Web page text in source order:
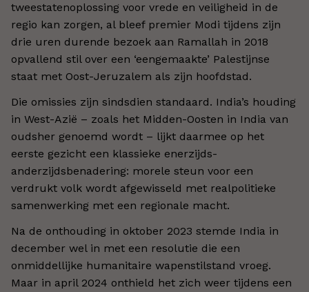
tweestatenoplossing voor vrede en veiligheid in de
regio kan zorgen, al bleef premier Modi tijdens zijn
drie uren durende bezoek aan Ramallah in 2018
opvallend stil over een ‘eengemaakte’ Palestijnse
staat met Oost-Jeruzalem als zijn hoofdstad.
Die omissies zijn sindsdien standaard. India’s houding
in West-Azië – zoals het Midden-Oosten in India van
oudsher genoemd wordt – lijkt daarmee op het
eerste gezicht een klassieke enerzijds-
anderzijdsbenadering: morele steun voor een
verdrukt volk wordt afgewisseld met realpolitieke
samenwerking met een regionale macht.
Na de onthouding in oktober 2023 stemde India in
december wel in met een resolutie die een
onmiddellijke humanitaire wapenstilstand vroeg.
Maar in april 2024 onthield het zich weer tijdens een